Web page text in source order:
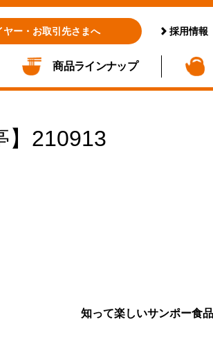
ヤー・お取引先さまへ 採用情報
商品ラインナップ
】210913
知って楽しいサンポー食品